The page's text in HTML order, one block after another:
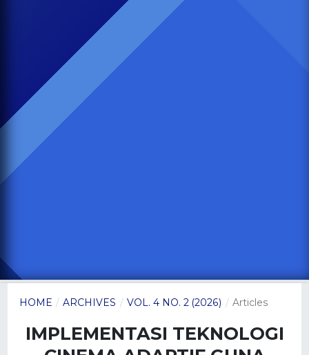
HOME / ARCHIVES / VOL. 4 NO. 2 (2026) / Articles
IMPLEMENTASI TEKNOLOGI